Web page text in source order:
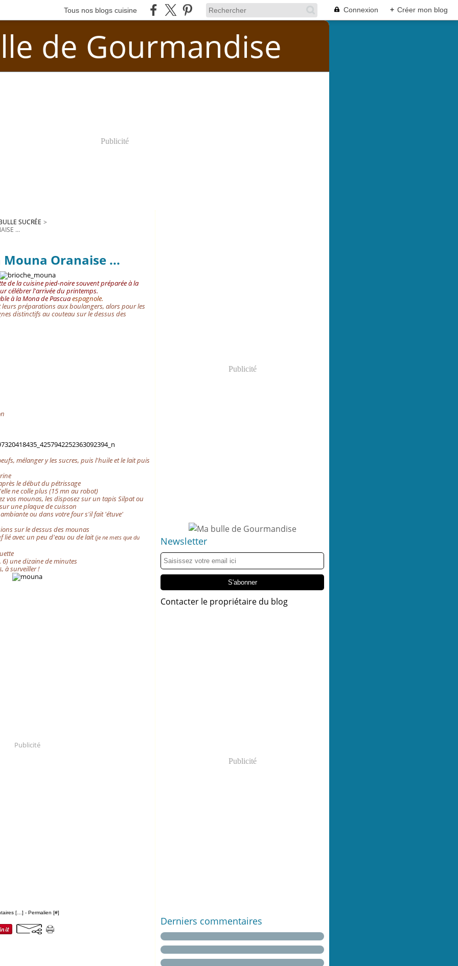
Tous nos blogs cuisine Connexion + Créer mon blog
de Gourmandise
Publicité
SUCRÉE >
...
Mouna Oranaise ...
de la cuisine pied-noire souvent préparée à la
célébrer l'arrivée du printemps.
à la Mona de Pascuaespagnole.
leurs préparations aux boulangers, alors pour les
distinctifs au couteau sur le dessus des
mélanger y les sucres, puis l'huile et le lait puis
le début du pétrissage
ne colle plus (15 mn au robot)
vos mounas, les disposez sur un tapis Silpat ou
une plaque de cuisson
ou dans votre four s'il fait 'étuve'
sur le dessus des mounas
avec un peu d'eau ou de lait(je ne mets que du
une dizaine de minutes
à surveiller !
Publicité
[ ] - Permalien [#]
Publicité
Newsletter
Contacter le propriétaire du blog
Publicité
Derniers commentaires